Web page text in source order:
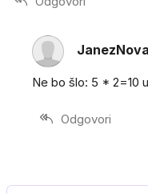
Ne bo šlo: 5 * 2=10
Odgovori